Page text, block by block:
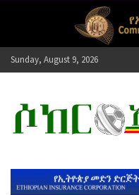
Sunday, August 9, 2026
ሶከር ኢትዮጵያ